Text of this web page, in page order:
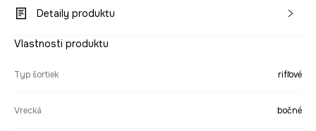
Detaily produktu
Vlastnosti produktu
Typ šortiek rifľové
Vrecká bočné